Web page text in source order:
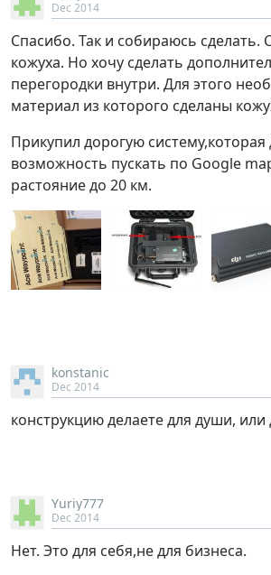
Dec 2014
Спасибо. Так и собираюсь сделать.
кожуха. Но хочу сделать
перегородки внутри. Для этого
материал из которого сделаны
Прикупил дорогую систему,которая
возможность пускать по Google
pастояние до 20 км.
konstanic
Dec 2014
конструкцию делаете для души, или
Yuriy777
Dec 2014
Нет. Это для себя,не для бизнеса.